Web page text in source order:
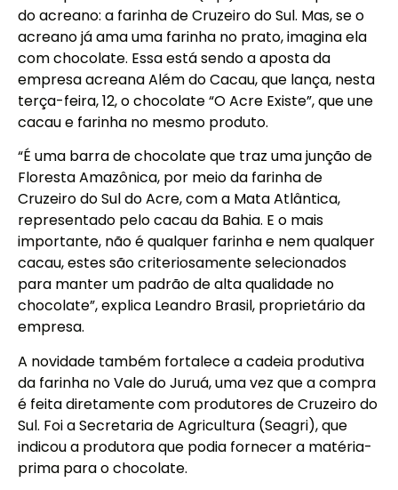
do acreano: a farinha de Cruzeiro do Sul. Mas, se o
acreano já ama uma farinha no prato, imagina ela
com chocolate. Essa está sendo a aposta da
empresa acreana Além do Cacau, que lança, nesta
terça-feira, 12, o chocolate “O Acre Existe”, que une
cacau e farinha no mesmo produto.
“É uma barra de chocolate que traz uma junção de
Floresta Amazônica, por meio da farinha de
Cruzeiro do Sul do Acre, com a Mata Atlântica,
representado pelo cacau da Bahia. E o mais
importante, não é qualquer farinha e nem qualquer
cacau, estes são criteriosamente selecionados
para manter um padrão de alta qualidade no
chocolate”, explica Leandro Brasil, proprietário da
empresa.
A novidade também fortalece a cadeia produtiva
da farinha no Vale do Juruá, uma vez que a compra
é feita diretamente com produtores de Cruzeiro do
Sul. Foi a Secretaria de Agricultura (Seagri), que
indicou a produtora que podia fornecer a matéria-
prima para o chocolate.